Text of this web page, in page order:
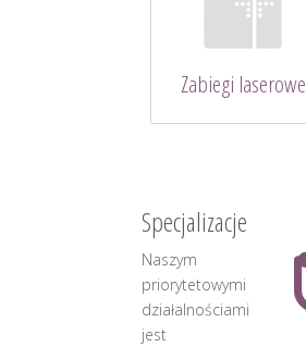
Zabiegi laserowe
Specjalizacje
Naszym
priorytetowymi
działalnościami
jest